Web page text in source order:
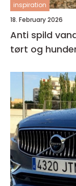
inspiration
18. February 2026
Anti spild
tørt og